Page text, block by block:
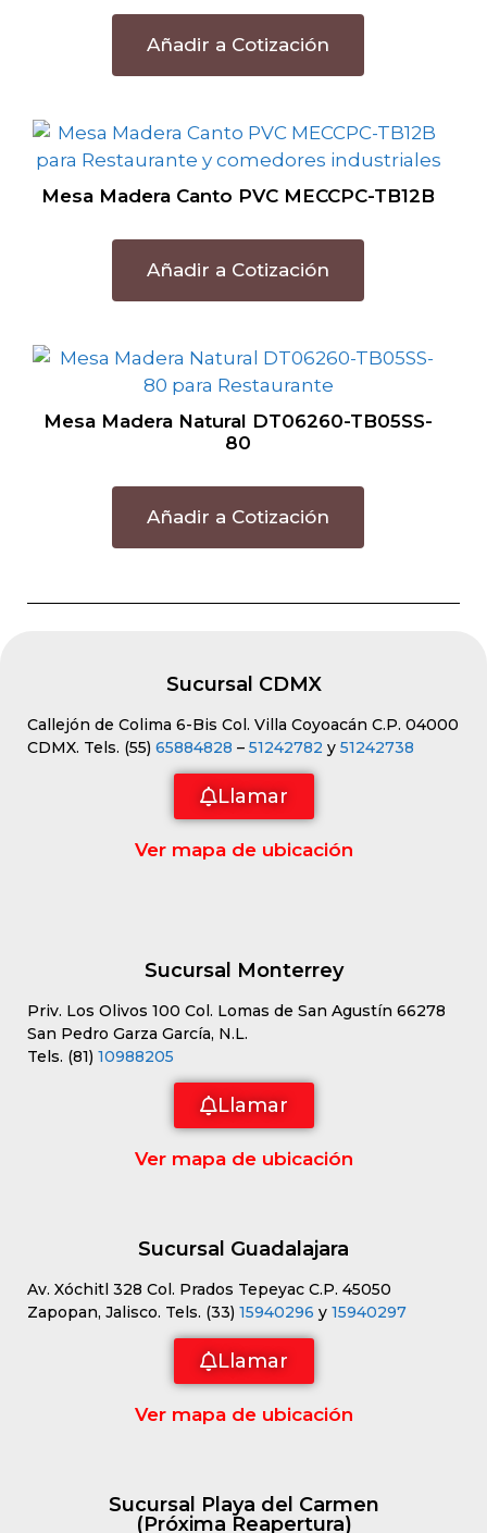
Añadir a Cotización
Mesa Madera Canto PVC MECCPC-TB12B
Añadir a Cotización
Mesa Madera Natural DT06260-TB05SS-
80
Añadir a Cotización
Sucursal CDMX
Callejón de Colima 6-Bis Col. Villa Coyoacán C.P. 04000
CDMX. Tels. (55) 65884828 – 51242782 y 51242738
Llamar
Ver mapa de ubicación
Sucursal Monterrey
Priv. Los Olivos 100 Col. Lomas de San Agustín 66278
San Pedro Garza García, N.L.
Tels. (81) 10988205
Llamar
Ver mapa de ubicación
Sucursal Guadalajara
Av. Xóchitl 328 Col. Prados Tepeyac C.P. 45050
Zapopan, Jalisco. Tels. (33) 15940296 y 15940297
Llamar
Ver mapa de ubicación
Sucursal Playa del Carmen
(Próxima Reapertura)